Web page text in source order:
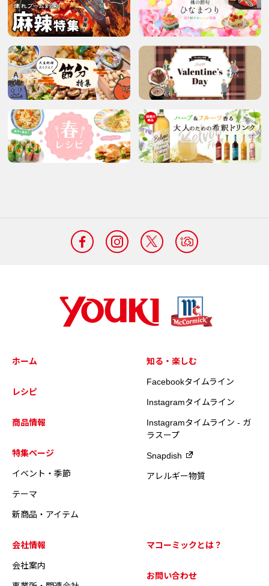
ホーム
レシピ
商品情報
特集ページ
イベント・季節
テーマ
新商品・アイテム
知る・楽しむ
Facebookタイムライン
Instagramタイムライン
Instagramタイムライン - ガ
ラスープ
Snapdish
アレルギー物質
会社情報
会社案内
マコーミックとは？
お問い合わせ